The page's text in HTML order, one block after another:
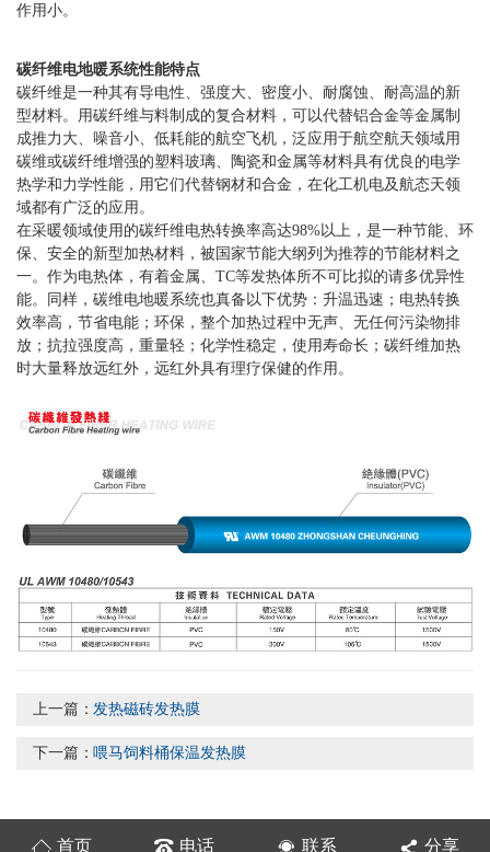
作用小。
碳纤维电地暖系统性能特点
碳纤维是一种其有导电性、强度大、密度小、耐腐蚀、耐高温的新
型材料。用碳纤维与料制成的复合材料，可以代替铝合金等金属制
成推力大、噪音小、低耗能的航空飞机，泛应用于航空航天领域用
碳维或碳纤维增强的塑料玻璃、陶瓷和金属等材料具有优良的电学
热学和力学性能，用它们代替钢材和合金，在化工机电及航态天领
域都有广泛的应用。
在采暖领域使用的碳纤维电热转换率高达98%以上，是一种节能、环
保、安全的新型加热材料，被国家节能大纲列为推荐的节能材料之
一。作为电热体，有着金属、TC等发热体所不可比拟的请多优异性
能。同样，碳维电地暖系统也真备以下优势：升温迅速；电热转换
效率高，节省电能；环保，整个加热过程中无声、无任何污染物排
放；抗拉强度高，重量轻；化学性稳定，使用寿命长；碳纤维加热
时大量释放远红外，远红外具有理疗保健的作用。
上一篇： 发热磁砖发热膜
下一篇： 喂马饲料桶保温发热膜
首页 电话 联系 分享